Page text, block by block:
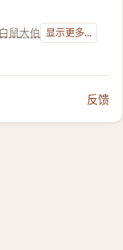
鼠大伯 显示更多...
反馈